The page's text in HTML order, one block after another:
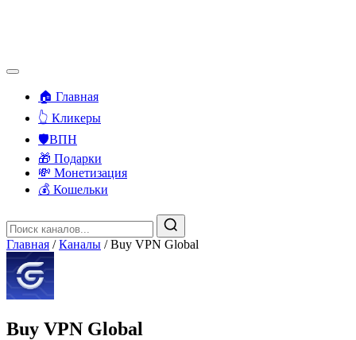
🏠 Главная
👆 Кликеры
🛡️ВПН
🎁 Подарки
💸 Монетизация
💰 Кошельки
Главная / Каналы / Buy VPN Global
Buy VPN Global